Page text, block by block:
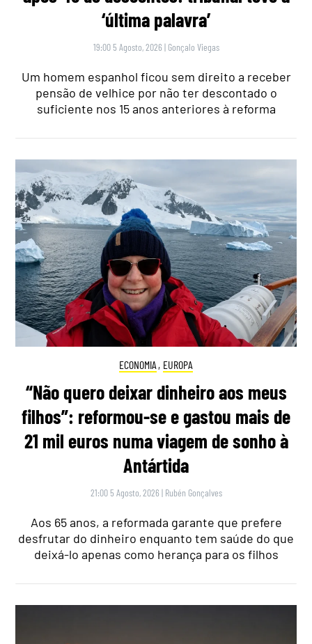
‘última palavra’
19:00 5 Agosto, 2026 | Gonçalo Viegas
Um homem espanhol ficou sem direito a receber
pensão de velhice por não ter descontado o
suficiente nos 15 anos anteriores à reforma
ECONOMIA , EUROPA
“Não quero deixar dinheiro aos meus
filhos”: reformou-se e gastou mais de
21 mil euros numa viagem de sonho à
Antártida
21:00 5 Agosto, 2026 | Rubén Gonçalves
Aos 65 anos, a reformada garante que prefere
desfrutar do dinheiro enquanto tem saúde do que
deixá-lo apenas como herança para os filhos